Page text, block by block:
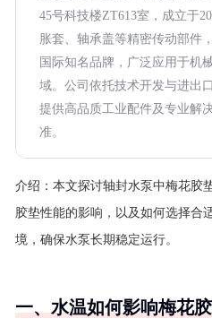
45号科技楼ZT613室，成立于
胀套、轴承盖等精密传动部件
国际知名品牌，广泛应用于机
域。公司依托技术开发与进出
提供高品质工业配件及专业解
准。
介绍： 本文探讨轴封水泵中梅花胶
胶垫性能的影响，以及如何选择合
境，确保水泵长期稳定运行。
一、水温如何影响梅花